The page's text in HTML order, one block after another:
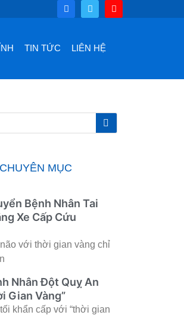
F
a
c
T
w
i
e
Y
o
u
TIN TỨC LIÊN HỆ
Tìm
MỤC
Bệnh Nhân Tai
Xe Cấp Cứu
với thời gian vàng chỉ
Nhân Đột Quỵ An
Gian Vàng”
khẩn cấp với “thời gian